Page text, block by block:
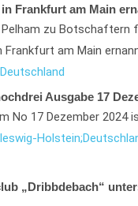
Frankfurt am Main
zu Botschaftern
am Main
Deutschland
Ausgabe 17
No 17 Dezember 2024
Holstein;
„Dribbdebach“